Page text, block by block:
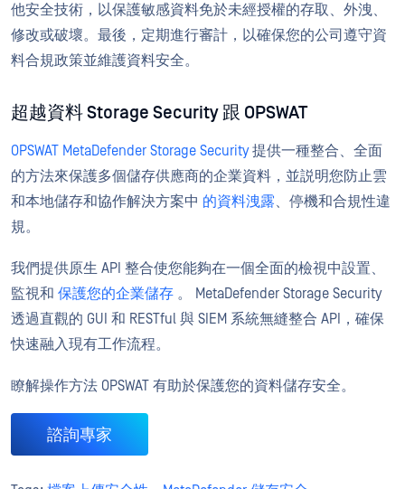
他安全技術，以保護敏感資料免於未經授權的存取、外洩、
修改或破壞。最後，定期進行審計，以確保您的公司遵守資
料合規政策並維護資料安全。
超越資料 Storage Security 跟 OPSWAT
OPSWAT MetaDefender Storage Security提供一種整合、全面
的方法來保護多個儲存供應商的企業資料，並説明您防止雲
和本地儲存和協作解決方案中 的資料洩露、停機和合規性違
規。
我們提供原生 API 整合使您能夠在一個全面的檢視中設置、
監視和 保護您的企業儲存 。 MetaDefender Storage Security
透過直觀的 GUI 和 RESTful 與 SIEM 系統無縫整合 API，確保
快速融入現有工作流程。
瞭解操作方法 OPSWAT 有助於保護您的資料儲存安全。
諮詢專家